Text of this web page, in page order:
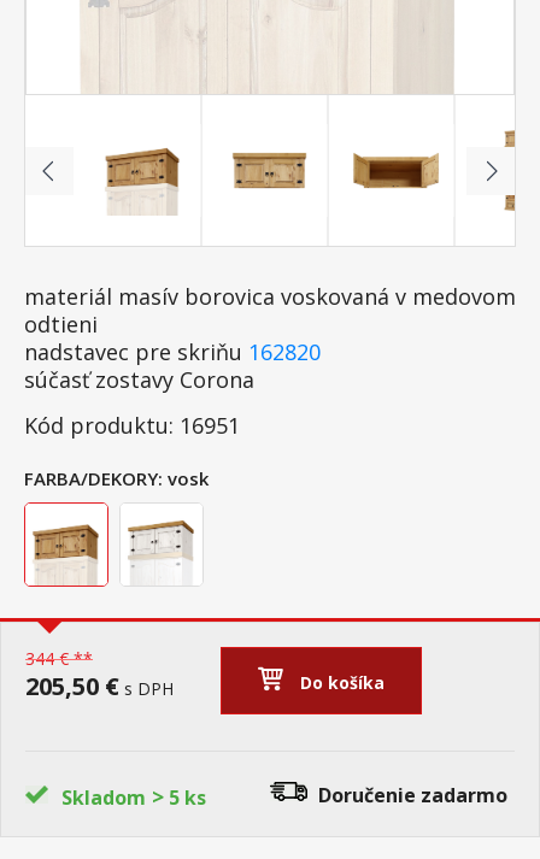
materiál masív borovica voskovaná v medovom
odtieni
nadstavec pre skriňu 162820
súčasť zostavy Corona
Kód produktu: 16951
FARBA/DEKORY: vosk
344 € **
205,50 € s DPH Do košíka
Skladom > 5 ks Doručenie zadarmo